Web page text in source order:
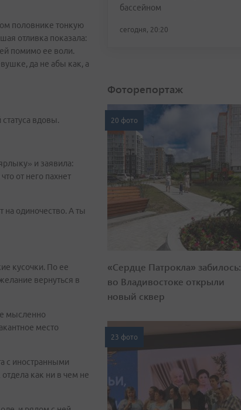
половнике тонкую
отливка показала:
помимо ее воли.
да не абы как, а
вдовы.
и заявила:
от него пахнет
на одиночество. А ты
кусочки. По ее
вернуться в
мысленно
место
с иностранными
как ни в чем не
бассейном
сегодня, 20:20
Фоторепортаж
20 фото
«Сердце Патрокла» забилось:
во Владивостоке открыли
новый сквер
23 фото